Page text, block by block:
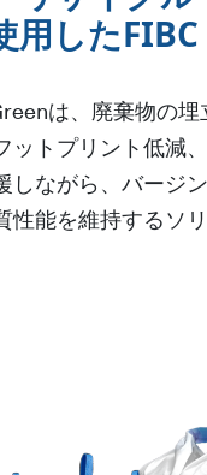
用したFIBC
は、廃棄物の
ットプリント低減
しながら、バージ
性能を維持するソ